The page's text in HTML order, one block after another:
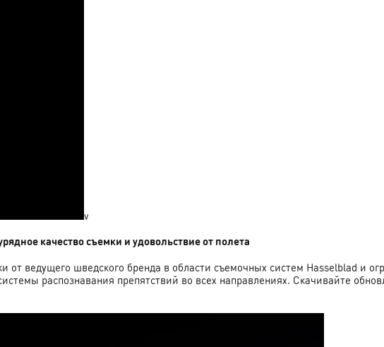
v
качество съемки и удовольствие от полета
от ведущего шведского бренда в области съемочных систем Hasselblad и
распознавания препятствий во всех направлениях. Скачивайте